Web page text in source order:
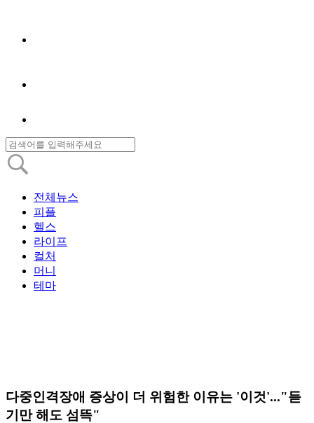
전체뉴스
피플
헬스
라이프
컬처
머니
테마
다중인격장애 증상이 더 위험한 이유는 '이것'..."듣
기만 해도 섬뜩"